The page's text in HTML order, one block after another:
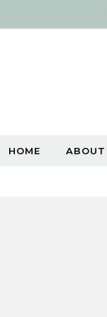
HOME ABOUT